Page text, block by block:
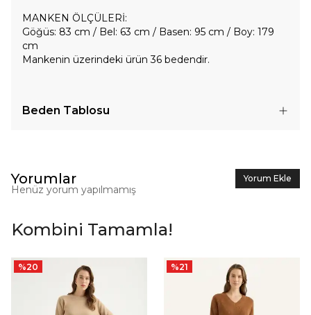
MANKEN ÖLÇÜLERİ:
Göğüs: 83 cm / Bel: 63 cm / Basen: 95 cm / Boy: 179
cm
Mankenin üzerindeki ürün 36 bedendir.
Beden Tablosu
Yorumlar Yorum Ekle
Henüz yorum yapılmamış
Kombini Tamamla!
%20 %21